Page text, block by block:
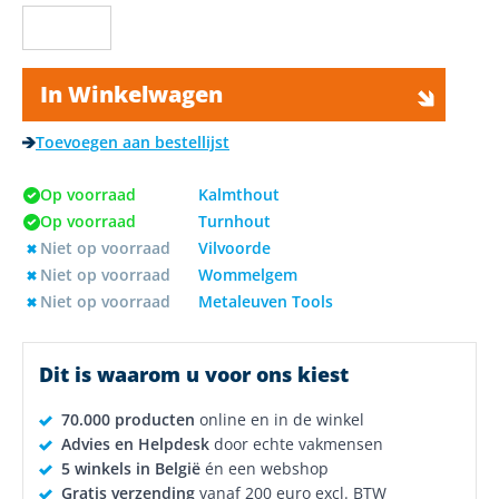
In Winkelwagen
Toevoegen aan bestellijst
Op voorraad
Kalmthout
Op voorraad
Turnhout
Niet op voorraad
Vilvoorde
Niet op voorraad
Wommelgem
Niet op voorraad
Metaleuven Tools
Dit is waarom u voor ons kiest
70.000 producten online en in de winkel
Advies en Helpdesk door echte vakmensen
5 winkels in België én een webshop
Gratis verzending vanaf 200 euro excl. BTW